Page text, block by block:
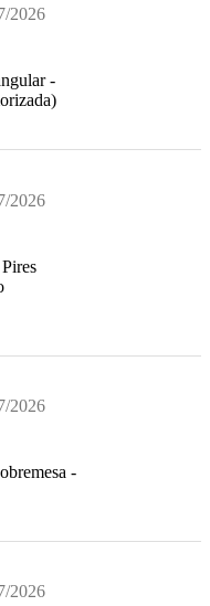
2026
-
2026
2026
-
2026